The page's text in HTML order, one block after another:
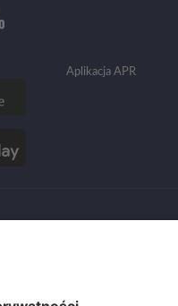
Aplikacja APR